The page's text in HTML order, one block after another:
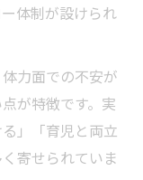
体制が設けられ
力面での不安が
が特徴です。実
」「育児と両立
寄せられていま